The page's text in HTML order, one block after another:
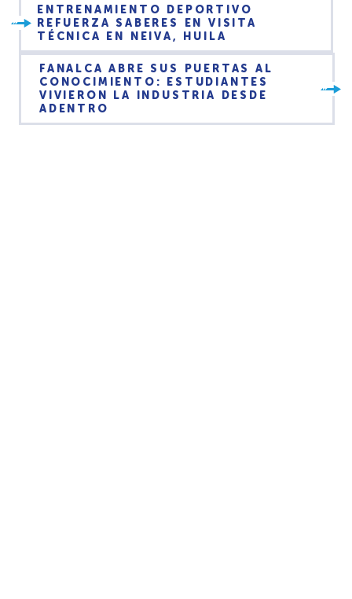
ENTRENAMIENTO DEPORTIVO
REFUERZA SABERES EN VISITA
TÉCNICA EN NEIVA, HUILA
FANALCA ABRE SUS PUERTAS AL
CONOCIMIENTO: ESTUDIANTES
VIVIERON LA INDUSTRIA DESDE
ADENTRO